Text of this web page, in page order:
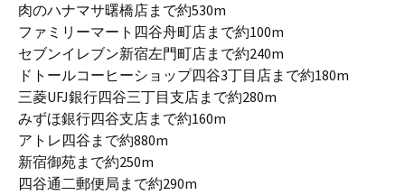
肉のハナマサ曙橋店まで約530m
ファミリーマート四谷舟町店まで約100m
セブンイレブン新宿左門町店まで約240m
ドトールコーヒーショップ四谷3丁目店まで約180m
三菱UFJ銀行四谷三丁目支店まで約280m
みずほ銀行四谷支店まで約160m
アトレ四谷まで約880m
新宿御苑まで約250m
四谷通二郵便局まで約290m